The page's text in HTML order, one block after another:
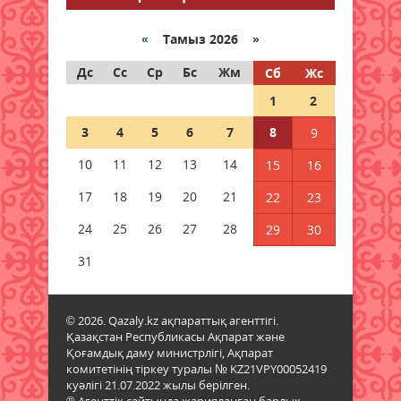
08 тамыз 2026 ж. 60
бағдар
Өңірлік дамудың өзекті
Жан-жақтылық жаңашыл
дәрігердің жолы
08 тамыз 2026 ж. 60
Құқықтық сауаттылық –
қауіпсіздік кепілі
« Тамыз 2026 »
Дс
Сс Ср Бс Жм Сб
Жс
1
2
3
4 5 6 7 8
9
10
11 12 13 14 15
16
17
18 19 20 21 22
23
24
25 26 27 28 29
30
31
© 2026. Qazaly.kz ақпараттық агенттігі.
Қазақстан Республикасы Ақпарат және
Қоғамдық даму министрлігі, Ақпарат
комитетінің тіркеу туралы № KZ21VPY00052419
куәлігі 21.07.2022 жылы берілген.